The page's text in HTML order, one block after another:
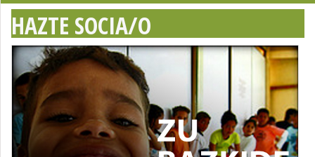
HAZTE SOCIA/O